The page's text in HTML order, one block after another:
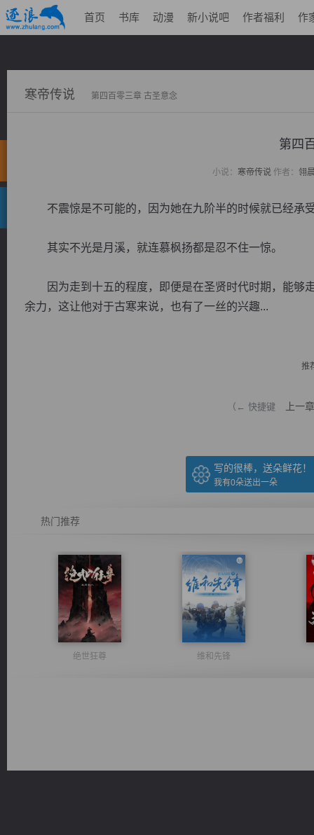
首页 书库 动漫 新小说吧 作者福利 作
寒帝传说 第四百零三章 古圣意念
第四
小说： 寒帝传说作者： 翎
不震惊是不可能的，因为她在九阶半的时候就已经承
其实不光是月溪，就连慕枫扬都是忍不住一惊。
因为走到十五的程度，即便是在圣贤时代时期，能够
余力，这让他对于古寒来说，也有了一丝的兴趣...
推
（← 快捷键 上一章
写的很棒，送朵鲜花！
我有0朵送出一朵
热门推荐
绝世狂尊 维和先锋